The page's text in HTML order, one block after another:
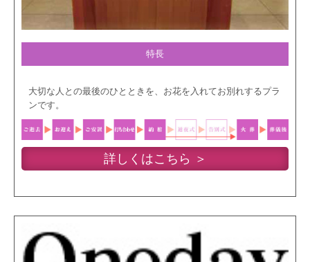
特長
大切な人との最後のひとときを、お花を入れてお別れするプラ
ンです。
詳しくはこちら ＞